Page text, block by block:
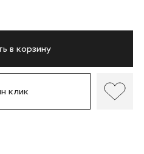
в корзину
клик
раз в 2 недели